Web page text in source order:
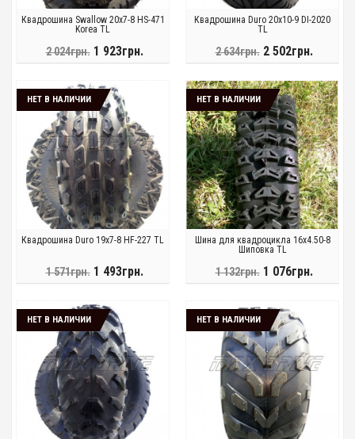
Квадрошина Swallow 20x7-8 HS-471
Korea TL
2 024грн. 1 923грн.
Квадрошина Duro 20x10-9 DI-2020
TL
2 634грн. 2 502грн.
НЕТ В НАЛИЧИИ
Квадрошина Duro 19x7-8 HF-227 TL
1 571грн. 1 493грн.
НЕТ В НАЛИЧИИ
Шина для квадроцикла 16x4.50-8
Шиповка TL
1 132грн. 1 076грн.
НЕТ В НАЛИЧИИ НЕТ В НАЛИЧИИ